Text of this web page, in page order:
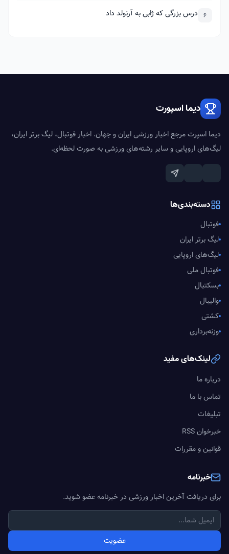
6 درس بزرگی که ژابی به آرنولد داد
دیما اسپورت
دیما اسپرت مرجع اخبار ورزشی ایران و جهان. اخبار فوتبال، لیگ برتر ایران،
لیگ‌های اروپایی و سایر رشته‌های ورزشی به صورت لحظه‌ای.
دسته‌بندی‌ها
فوتبال
لیگ برتر ایران
لیگ‌های اروپایی
فوتبال ملی
بسکتبال
والیبال
کشتی
وزنه‌برداری
لینک‌های مفید
درباره ما
تماس با ما
تبلیغات
خبرخوان RSS
قوانین و مقررات
خبرنامه
برای دریافت آخرین اخبار ورزشی در خبرنامه عضو شوید.
عضویت